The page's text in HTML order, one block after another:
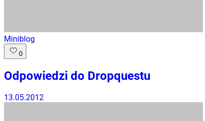
Miniblog
0
Odpowiedzi do Dropquestu
13.05.2012